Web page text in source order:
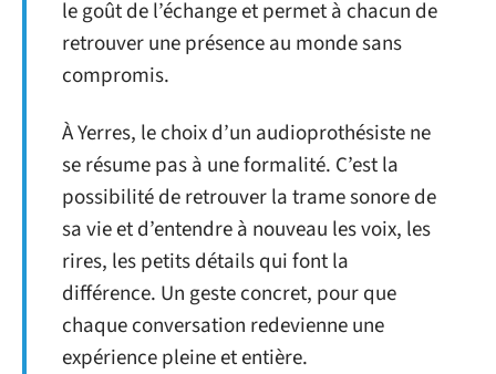
le goût de l’échange et permet à chacun de
retrouver une présence au monde sans
compromis.
À Yerres, le choix d’un audioprothésiste ne
se résume pas à une formalité. C’est la
possibilité de retrouver la trame sonore de
sa vie et d’entendre à nouveau les voix, les
rires, les petits détails qui font la
différence. Un geste concret, pour que
chaque conversation redevienne une
expérience pleine et entière.